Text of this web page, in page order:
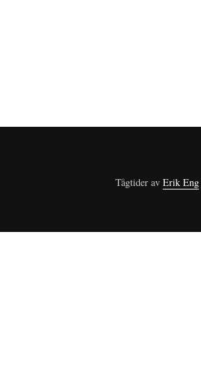
Tågtider av Erik Eng